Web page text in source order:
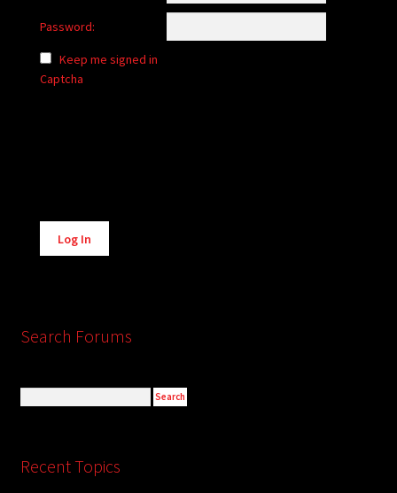
Password:
Keep me signed in
Captcha
Alternative:
Log In
Search Forums
Recent Topics